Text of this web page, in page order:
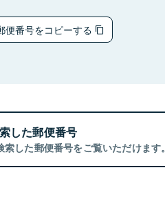
便番号をコピーする
した郵便番号
索した郵便番号をご覧いただけます。